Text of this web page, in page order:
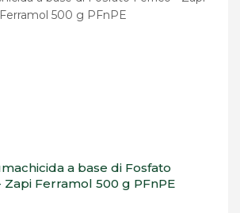
a base di Fosfato
Zapi Ferramol 500 g PFnPE